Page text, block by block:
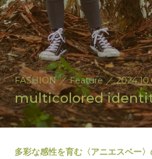
FASHION／Feature／
multicolored
多彩な感性を育む〈アニエスベー